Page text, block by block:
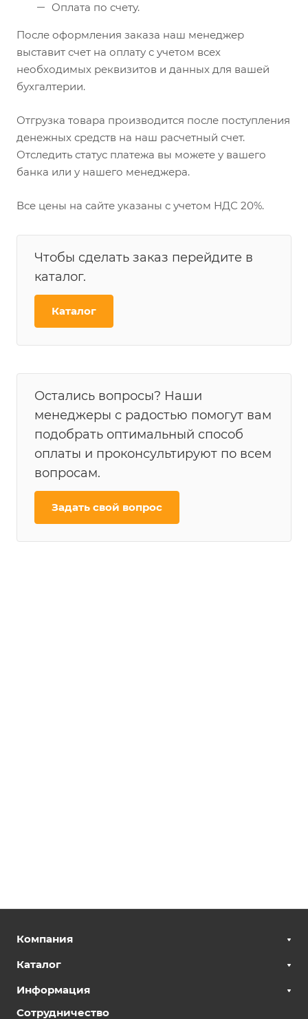
Оплата по счету.
После оформления заказа наш менеджер
выставит счет на оплату с учетом всех
необходимых реквизитов и данных для вашей
бухгалтерии.
Отгрузка товара производится после поступления
денежных средств на наш расчетный счет.
Отследить статус платежа вы можете у вашего
банка или у нашего менеджера.
Все цены на сайте указаны с учетом НДС 20%.
Чтобы сделать заказ перейдите в
каталог.
Каталог
Остались вопросы? Наши
менеджеры с радостью помогут вам
подобрать оптимальный способ
оплаты и проконсультируют по всем
вопросам.
Задать свой вопрос
Компания
Каталог
Информация
Сотрудничество